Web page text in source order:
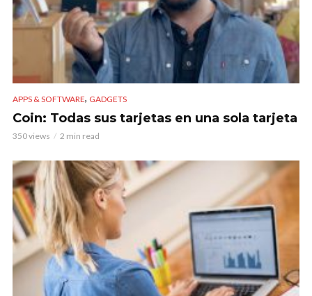
APPS & SOFTWARE, GADGETS
Coin: Todas sus tarjetas en una sola tarjeta
350 views 2 min read